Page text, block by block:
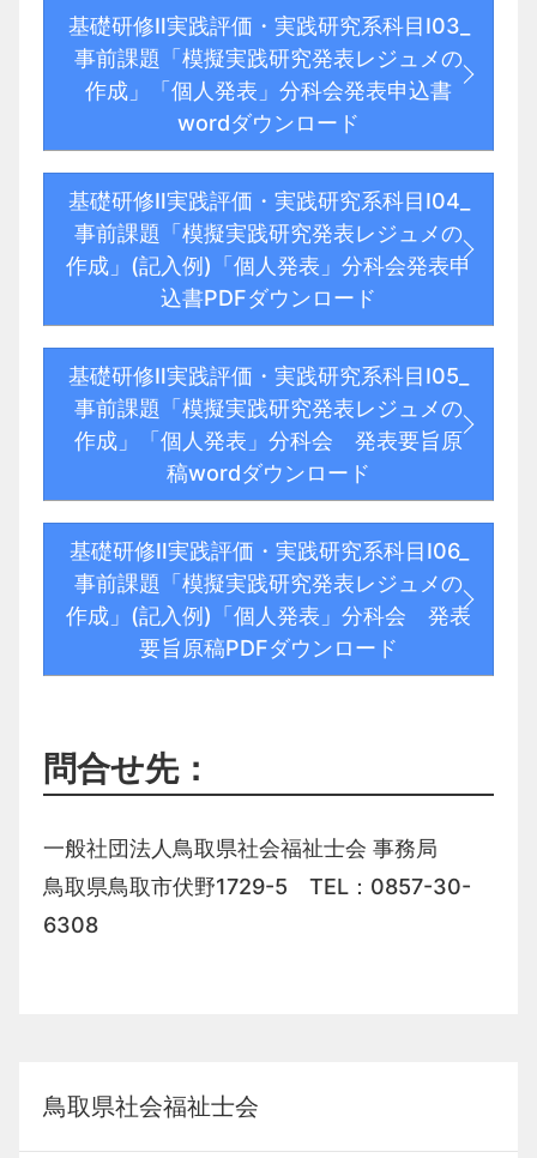
基礎研修Ⅱ実践評価・実践研究系科目Ⅰ03_
事前課題「模擬実践研究発表レジュメの
作成」「個人発表」分科会発表申込書
wordダウンロード
基礎研修Ⅱ実践評価・実践研究系科目Ⅰ04_
事前課題「模擬実践研究発表レジュメの
作成」(記入例)「個人発表」分科会発表申
込書PDFダウンロード
基礎研修Ⅱ実践評価・実践研究系科目Ⅰ05_
事前課題「模擬実践研究発表レジュメの
作成」「個人発表」分科会 発表要旨原
稿wordダウンロード
基礎研修Ⅱ実践評価・実践研究系科目Ⅰ06_
事前課題「模擬実践研究発表レジュメの
作成」(記入例)「個人発表」分科会 発表
要旨原稿PDFダウンロード
問合せ先：
一般社団法人鳥取県社会福祉士会 事務局
鳥取県鳥取市伏野1729-5 TEL：0857-30-
6308
鳥取県社会福祉士会